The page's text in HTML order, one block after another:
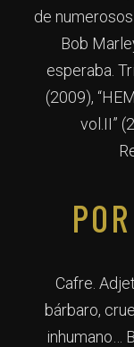
de
Bob
esperaba.
(2009),
vol.II”
Cafre.
bárbaro,
inhumano…